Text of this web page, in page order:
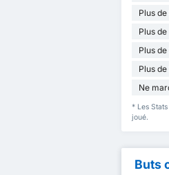
Plus
Plus de
Plus de
Plus de
Ne
* Les
joué.
Buts